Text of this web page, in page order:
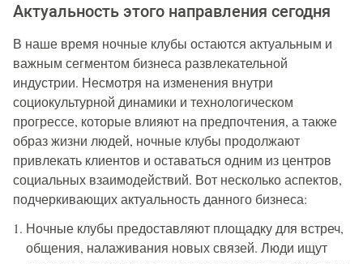
Актуальность этого направления сегодня
В наше время ночные клубы остаются актуальным и
важным сегментом бизнеса развлекательной
индустрии. Несмотря на изменения внутри
социокультурной динамики и технологическом
прогрессе, которые влияют на предпочтения, а также
образ жизни людей, ночные клубы продолжают
привлекать клиентов и оставаться одним из центров
социальных взаимодействий. Вот несколько аспектов,
подчеркивающих актуальность данного бизнеса:
Ночные клубы предоставляют площадку для встреч,
общения, налаживания новых связей. Люди ищут